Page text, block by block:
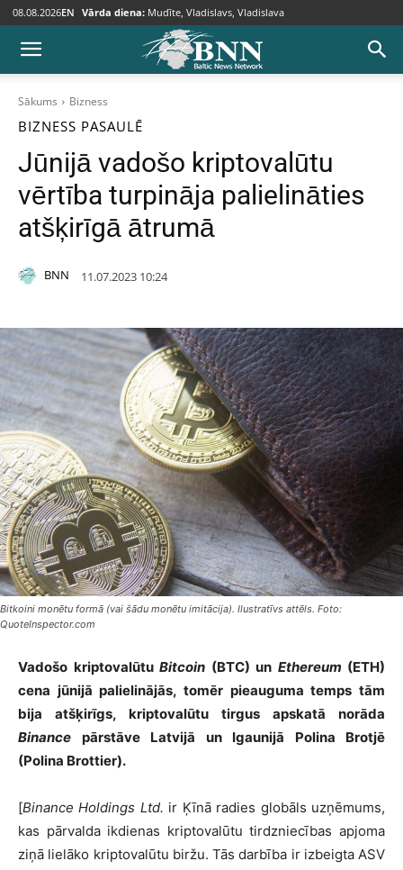
08.08.2026EN Vārda diena: Mudīte, Vladislavs, Vladislava
Sākums Bizness
BIZNESS PASAULĒ
Jūnijā vadošo kriptovalūtu
vērtība turpināja palielināties
atšķirīgā ātrumā
BNN 11.07.2023 10:24
Bitkoini monētu formā (vai šādu monētu imitācija). Ilustratīvs attēls. Foto:
QuoteInspector.com
Vadošo kriptovalūtu Bitcoin (BTC) un Ethereum (ETH)
cena jūnijā palielinājās, tomēr pieauguma temps tām
bija atšķirīgs, kriptovalūtu tirgus apskatā norāda
Binance pārstāve Latvijā un Igaunijā Polina Brotjē
(Polina Brottier).
[Binance Holdings Ltd. ir Ķīnā radies globāls uzņēmums,
kas pārvalda ikdienas kriptovalūtu tirdzniecības apjoma
ziņā lielāko kriptovalūtu biržu. Tās darbība ir izbeigta ASV